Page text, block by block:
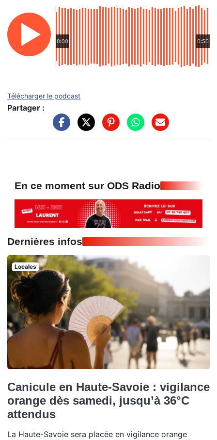
0:00 0:50
Télécharger le podcast
Partager :
En ce moment sur ODS Radio
Dernières infos
Locales
Canicule en Haute-Savoie : vigilance
orange dès samedi, jusqu’à 36°C
attendus
La Haute-Savoie sera placée en vigilance orange